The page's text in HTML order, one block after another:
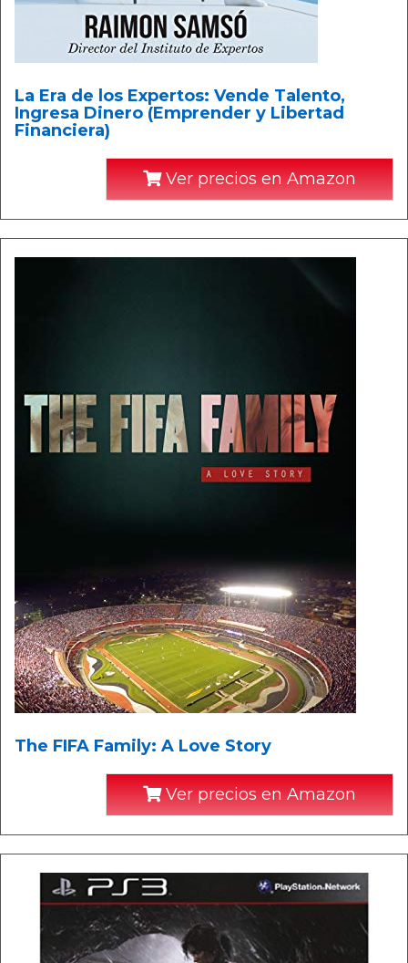
La Era de los Expertos: Vende Talento,
Ingresa Dinero (Emprender y Libertad
Financiera)
Ver precios en Amazon
The FIFA Family: A Love Story
Ver precios en Amazon